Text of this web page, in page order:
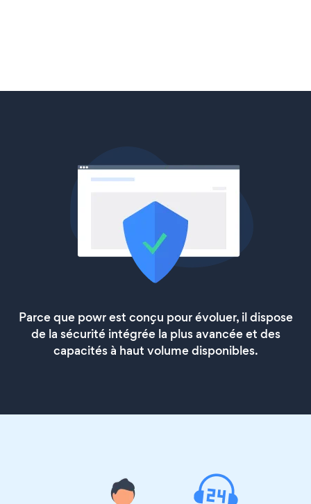
Parce que powr est conçu pour évoluer, il dispose
de la sécurité intégrée la plus avancée et des
capacités à haut volume disponibles.